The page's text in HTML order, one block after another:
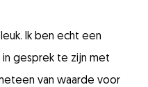
leuk.
Ik ben echt een
in gesprek te zijn met
van waarde voor